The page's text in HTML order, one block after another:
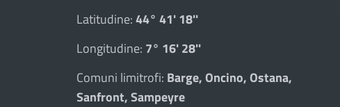
Latitudine:44° 41' 18''
Longitudine: 7° 16' 28''
Comuni limitrofi: Barge, Oncino, Ostana,
Sanfront, Sampeyre